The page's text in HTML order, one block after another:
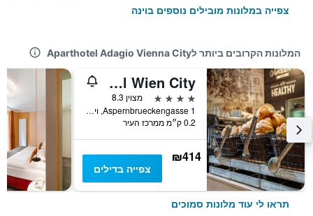
צפייה במלונות מובילים נוספים בוינה
המלונות הקרובים ביותר לAparthotel Adagio Vienna City
Novotel Wien City
4 כוכבים
מצוין 8.3
Aspernbrueckengasse 1, וינה, וינה, אוסטריה
0.2 ק״מ ממרכז העיר
₪414
צפייה בדילים
תראו לי עוד מלונות סמוכים